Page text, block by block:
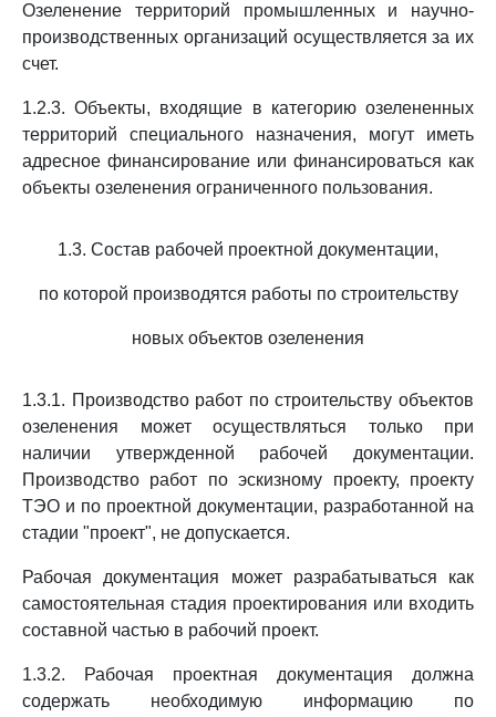
Озеленение территорий промышленных и научно-
производственных организаций осуществляется за их
счет.
1.2.3. Объекты, входящие в категорию озелененных
территорий специального назначения, могут иметь
адресное финансирование или финансироваться как
объекты озеленения ограниченного пользования.
1.3. Состав рабочей проектной документации,
по которой производятся работы по строительству
новых объектов озеленения
1.3.1. Производство работ по строительству объектов
озеленения может осуществляться только при
наличии утвержденной рабочей документации.
Производство работ по эскизному проекту, проекту
ТЭО и по проектной документации, разработанной на
стадии "проект", не допускается.
Рабочая документация может разрабатываться как
самостоятельная стадия проектирования или входить
составной частью в рабочий проект.
1.3.2. Рабочая проектная документация должна
содержать необходимую информацию по